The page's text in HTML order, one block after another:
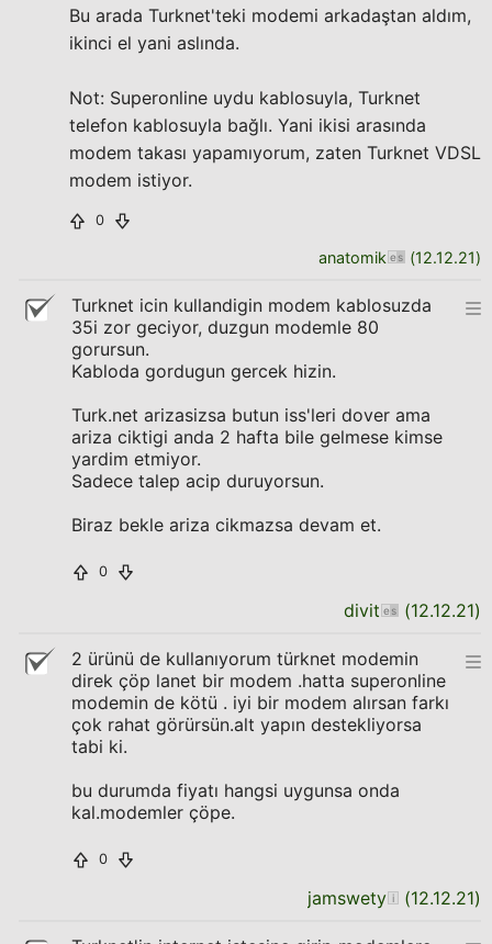
Bu arada Turknet'teki modemi arkadaştan aldım,
ikinci el yani aslında.
Not: Superonline uydu kablosuyla, Turknet
telefon kablosuyla bağlı. Yani ikisi arasında
modem takası yapamıyorum, zaten Turknet VDSL
modem istiyor.
0
anatomik (12.12.21)
Turknet icin kullandigin modem kablosuzda
35i zor geciyor, duzgun modemle 80
gorursun.
Kabloda gordugun gercek hizin.
Turk.net arizasizsa butun iss'leri dover ama
ariza ciktigi anda 2 hafta bile gelmese kimse
yardim etmiyor.
Sadece talep acip duruyorsun.
Biraz bekle ariza cikmazsa devam et.
0
divit (12.12.21)
2 ürünü de kullanıyorum türknet modemin
direk çöp lanet bir modem .hatta superonline
modemin de kötü . iyi bir modem alırsan farkı
çok rahat görürsün.alt yapın destekliyorsa
tabi ki.
bu durumda fiyatı hangsi uygunsa onda
kal.modemler çöpe.
0
jamswety (12.12.21)